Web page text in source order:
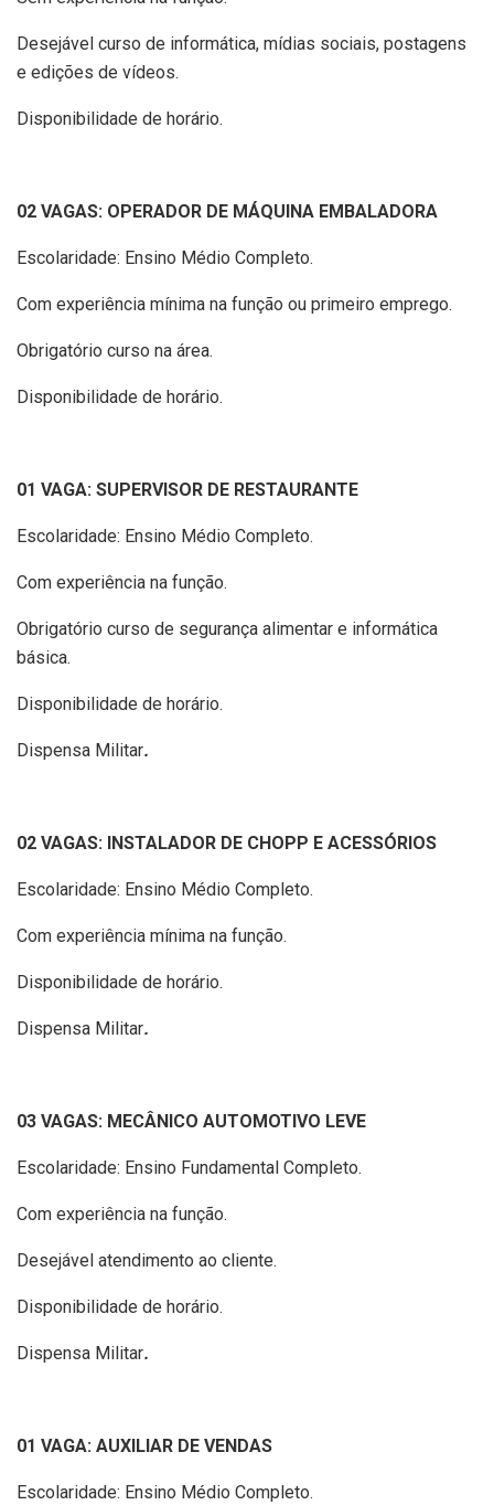
Desejável curso de informática, mídias sociais, postagens
e edições de vídeos.
Disponibilidade de horário.
02 VAGAS: OPERADOR DE MÁQUINA EMBALADORA
Escolaridade: Ensino Médio Completo.
Com experiência mínima na função ou primeiro emprego.
Obrigatório curso na área.
Disponibilidade de horário.
01 VAGA: SUPERVISOR DE RESTAURANTE
Escolaridade: Ensino Médio Completo.
Com experiência na função.
Obrigatório curso de segurança alimentar e informática
básica.
Disponibilidade de horário.
Dispensa Militar.
02 VAGAS: INSTALADOR DE CHOPP E ACESSÓRIOS
Escolaridade: Ensino Médio Completo.
Com experiência mínima na função.
Disponibilidade de horário.
Dispensa Militar.
03 VAGAS: MECÂNICO AUTOMOTIVO LEVE
Escolaridade: Ensino Fundamental Completo.
Com experiência na função.
Desejável atendimento ao cliente.
Disponibilidade de horário.
Dispensa Militar.
01 VAGA: AUXILIAR DE VENDAS
Escolaridade: Ensino Médio Completo.